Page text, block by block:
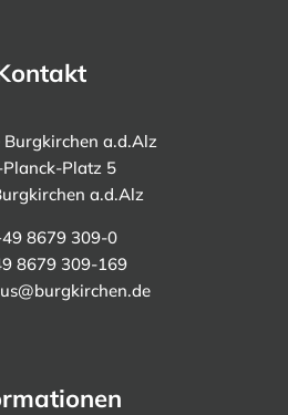
Burgkirchen a.d.Alz
Platz 5
a.d.Alz
8679 309-0
8679 309-169